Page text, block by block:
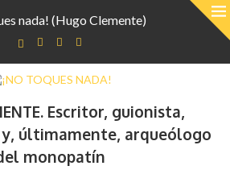
nada! (Hugo Clemente)
Escritor, guionista,
últimamente, arqueólogo
monopatín